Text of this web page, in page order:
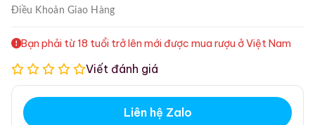
Điều KhoảnGiao Hàng
Bạn phải từ 18 tuổi trở lên mới được mua rượu ở Việt Nam
Viết đánh giá
Liên hệ Zalo